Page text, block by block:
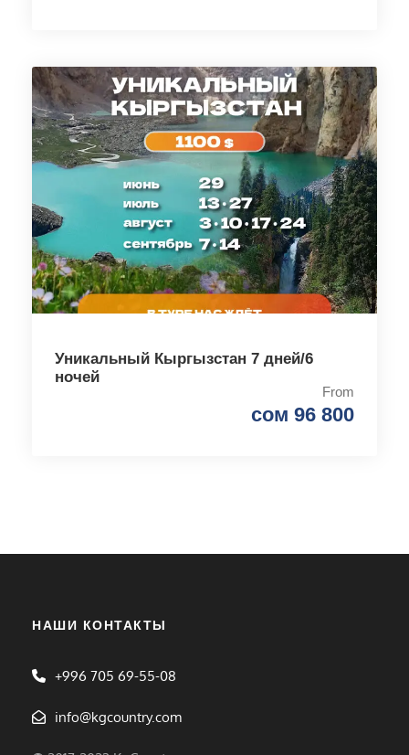
Уникальный Кыргызстан 7 дней/6
ночей
From
сом 96 800
НАШИ КОНТАКТЫ
+996 705 69-55-08
info@kgcountry.com